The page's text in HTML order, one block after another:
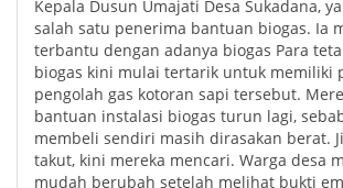
Kepala Dusun Umajati Desa Sukadana,
salah satu penerima bantuan biogas. Ia
terbantu dengan adanya biogas Para
biogas kini mulai tertarik untuk memiliki
pengolah gas kotoran sapi tersebut.
bantuan instalasi biogas turun lagi,
membeli sendiri masih dirasakan berat.
takut, kini mereka mencari. Warga desa
mudah berubah setelah melihat bukti